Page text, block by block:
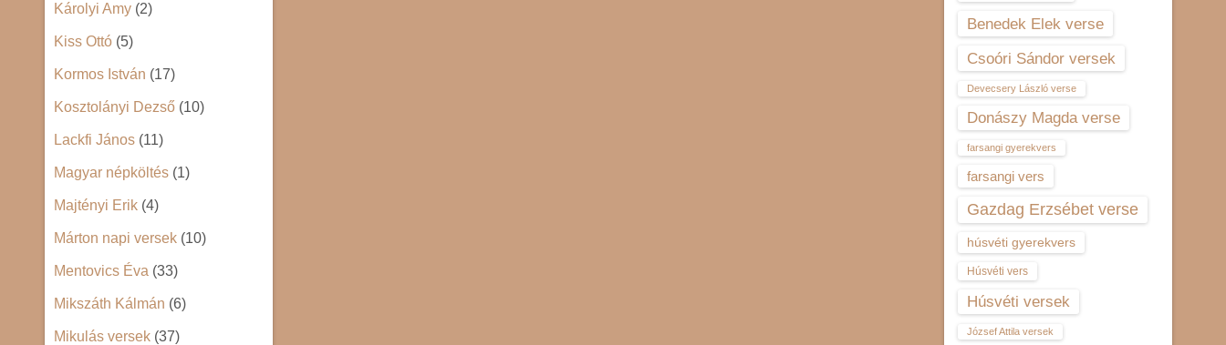
Károlyi Amy (2)
Kiss Ottó (5)
Kormos István (17)
Kosztolányi Dezső (10)
Lackfi János (11)
Magyar népköltés (1)
Majtényi Erik (4)
Márton napi versek (10)
Mentovics Éva (33)
Mikszáth Kálmán (6)
Mikulás versek (37)
Benedek Elek verse
Csoóri Sándor versek
Devecsery László verse
Donászy Magda verse
farsangi gyerekvers
farsangi vers
Gazdag Erzsébet verse
húsvéti gyerekvers
Húsvéti vers
Húsvéti versek
József Attila versek